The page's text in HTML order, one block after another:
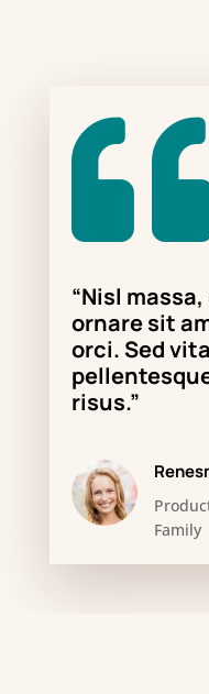
“Nisl
ornare sit
orci. Sed
risus.”
Family